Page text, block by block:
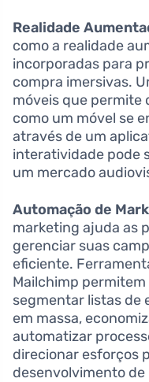
Realidade
como a realidade
incorporadas para
compra imersivas.
móveis que permite
como um móvel se
através de um
interatividade pode
um mercado
Automação de
marketing ajuda as
gerenciar suas
eficiente.
Mailchimp
segmentar listas de
em massa,
automatizar
direcionar esforços
desenvolvimento